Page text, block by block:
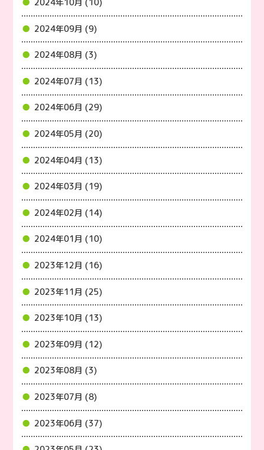
2024年10月 (10)
2024年09月 (9)
2024年08月 (3)
2024年07月 (13)
2024年06月 (29)
2024年05月 (20)
2024年04月 (13)
2024年03月 (19)
2024年02月 (14)
2024年01月 (10)
2023年12月 (16)
2023年11月 (25)
2023年10月 (13)
2023年09月 (12)
2023年08月 (3)
2023年07月 (8)
2023年06月 (37)